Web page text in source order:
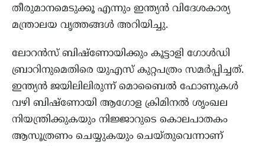
തീരുമാനമെടുക്കൂ എന്നും ഇന്ത്യന്‍ വിദേശകാര്യ
മന്ത്രാലയ വൃത്തങ്ങള്‍ അറിയിച്ചു.
ലോറന്‍സ് ബിഷ്‌ണോയിക്കും കൂട്ടാളി ഗോള്‍ഡി
ബ്രാറിനുമെതിരെ യുഎസ് കുറ്റപത്രം സമര്‍പ്പിച്ചത്.
ഇന്ത്യന്‍ ജയിലിലിരുന്ന് മൊബൈല്‍ ഫോണുകള്‍
വഴി ബിഷ്‌ണോയി ആഗോള ക്രിമിനല്‍ ശൃംഖല
നിയന്ത്രിക്കുകയും നിജ്ജാറുടെ കൊലപാതകം
ആസൂത്രണം ചെയ്യുകയും ചെയ്തുവെന്നാണ്